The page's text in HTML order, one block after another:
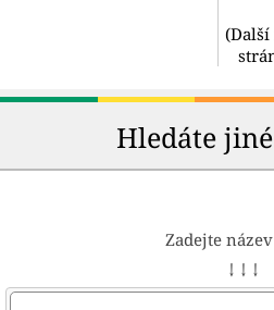
(Další
Hledáte
Zadejte
↓ ↓ ↓